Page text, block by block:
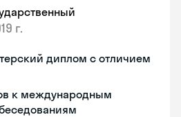
г.
диплом с отличием
к международным